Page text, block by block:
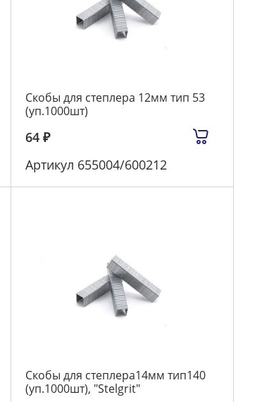
Скобы для степлера 12мм тип 53
(уп.1000шт)
64 ₽
Артикул 655004/600212
Скобы для степлера14мм тип140
(уп.1000шт), "Stelgrit"